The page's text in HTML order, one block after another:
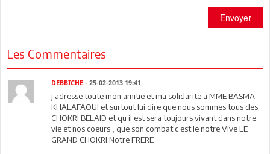
Envoyer
Les Commentaires
DEBBICHE - 25-02-2013 19:41
j adresse toute mon amitie et ma solidarite a MME BASMA
KHALAFAOUI et surtout lui dire que nous sommes tous des
CHOKRI BELAID et qu il est sera toujours vivant dans notre
vie et nos coeurs , que son combat c est le notre Vive LE
GRAND CHOKRI Notre FRERE